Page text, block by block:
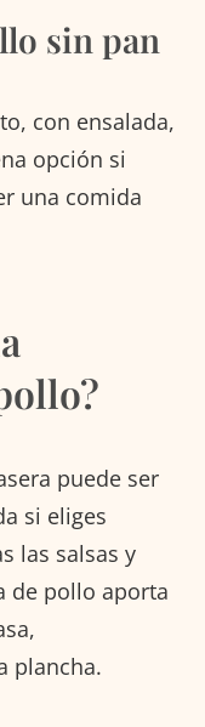
sin pan
con ensalada,
opción si
una comida
puede ser
si eliges
las salsas y
de pollo aporta
plancha.